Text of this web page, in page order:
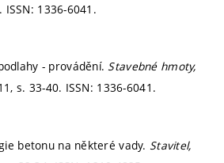
ISSN: 1336-6041.
- provádění. Stavebné hmoty,
s. 33-40. ISSN: 1336-6041.
betonu na některé vady. Stavitel,